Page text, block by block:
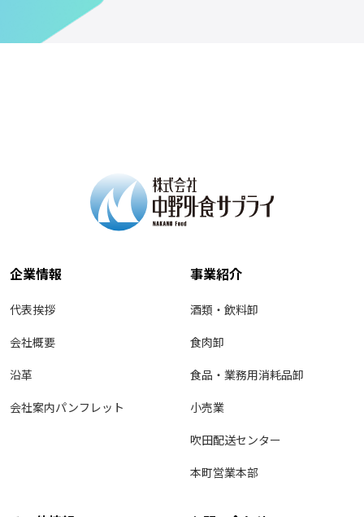
企業情報
代表挨拶
会社概要
沿革
会社案内パンフレット
事業紹介
酒類・飲料卸
食肉卸
食品・業務用消耗品卸
小売業
吹田配送センター
本町営業本部